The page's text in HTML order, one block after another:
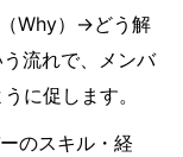
Why）→どう解
流れで、メンバ
に促します。
のスキル・経